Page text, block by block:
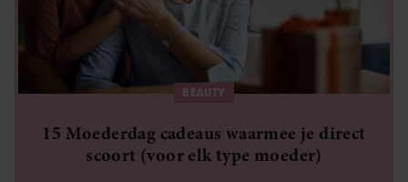
BEAUTY
15 Moederdag cadeaus waarmee je direct
scoort (voor elk type moeder)